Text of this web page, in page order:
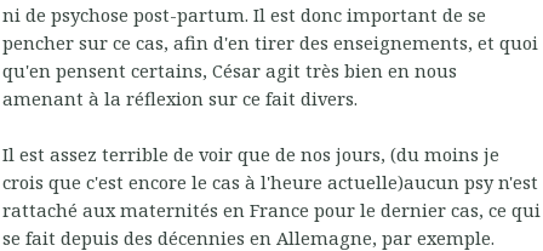
ni de psychose post-partum. Il est donc important de se
pencher sur ce cas, afin d'en tirer des enseignements, et quoi
qu'en pensent certains, César agit très bien en nous
amenant à la réflexion sur ce fait divers.
Il est assez terrible de voir que de nos jours, (du moins je
crois que c'est encore le cas à l'heure actuelle)aucun psy n'est
rattaché aux maternités en France pour le dernier cas, ce qui
se fait depuis des décennies en Allemagne, par exemple.